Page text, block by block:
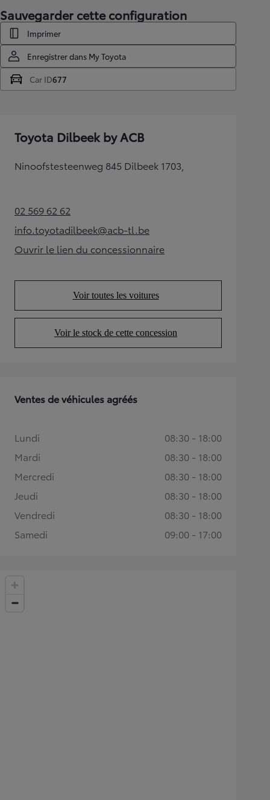
Sauvegarder cette configuration
Imprimer
Enregistrer dans My Toyota
Car ID677
Toyota Dilbeek by ACB
Ninoofstesteenweg 845 Dilbeek 1703,
02 569 62 62(Opens in new tab)
info.toyotadilbeek@acb-tl.be
(Opens in new tab)
Ouvrir le lien du concessionnaire
(Opens in new tab)
Voir toutes les voitures
(Opens in new tab)
Voir le stock de cette concession
(Opens in new tab)
Ventes de véhicules agréés
Lundi
08:30 - 18:00
Mardi
08:30 - 18:00
Mercredi
08:30 - 18:00
Jeudi
08:30 - 18:00
Vendredi
08:30 - 18:00
Samedi
09:00 - 17:00